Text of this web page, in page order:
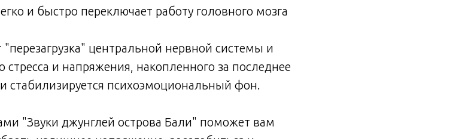
и быстро переключает работу головного мозга
центральной нервной системы и
стресса и напряжения, накопленного за последнее
стабилизируется психоэмоциональный фон.
"Звуки джунглей острова Бали" поможет вам